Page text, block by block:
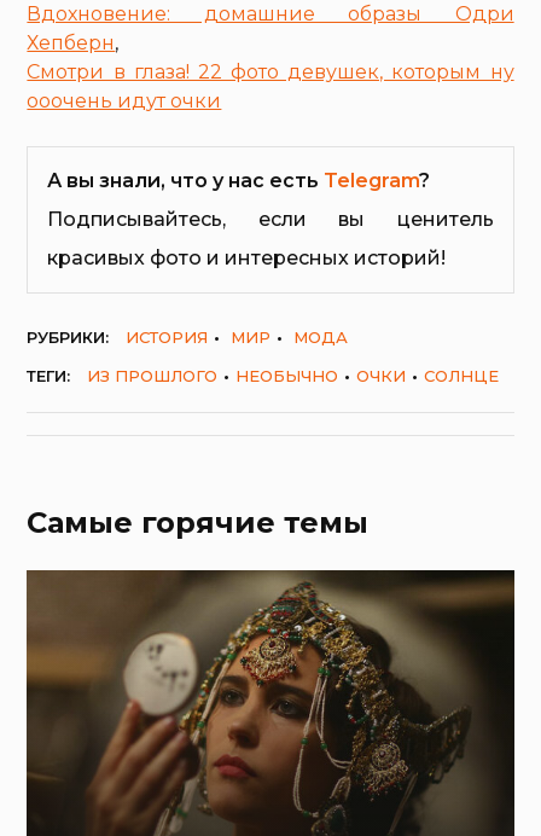
Вдохновение: домашние образы Одри
Хепберн,
Смотри в глаза! 22 фото девушек, которым ну
ооочень идут очки
А вы знали, что у нас есть Telegram?
Подписывайтесь, если вы ценитель
красивых фото и интересных историй!
РУБРИКИ: ИСТОРИЯ МИР
МОДА
ТЕГИ:
ИЗ ПРОШЛОГО НЕОБЫЧНО ОЧКИ СОЛНЦЕ
Самые горячие темы